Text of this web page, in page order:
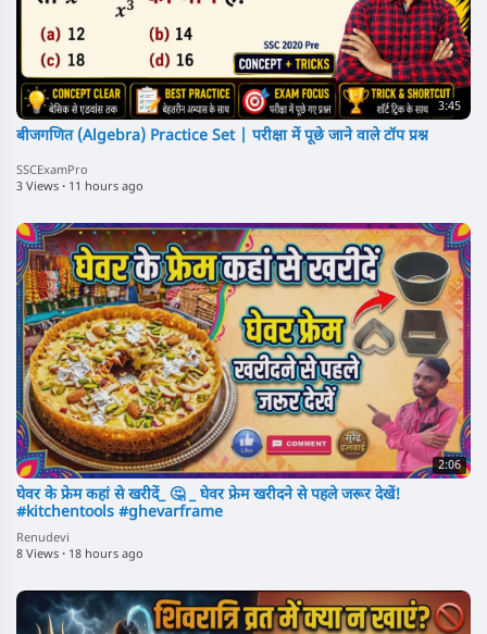
3:45
बीजगणित (Algebra) Practice Set | परीक्षा में पूछे जाने वाले टॉप प्रश्न
SSCExamPro
3 Views · 11 hours ago
2:06
घेवर के फ्रेम कहां से खरीदें_ 🤔 _ घेवर फ्रेम खरीदने से पहले जरूर देखें!
#kitchentools #ghevarframe
Renudevi
8 Views · 18 hours ago